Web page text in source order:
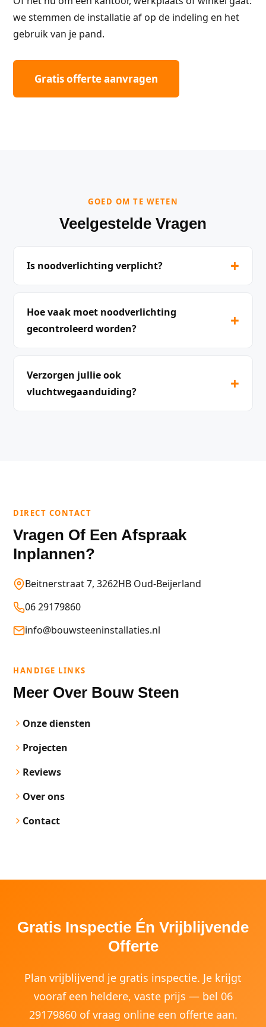
we stemmen de installatie af op de indeling en het
gebruik van je pand.
Gratis offerte aanvragen
GOED OM TE WETEN
Veelgestelde Vragen
Is noodverlichting verplicht? +
Hoe vaak moet noodverlichting
gecontroleerd worden?
+
Verzorgen jullie ook
vluchtwegaanduiding?
+
DIRECT CONTACT
Vragen Of Een Afspraak
Inplannen?
Beitnerstraat 7, 3262HB Oud-Beijerland
06 29179860
info@bouwsteeninstallaties.nl
HANDIGE LINKS
Meer Over Bouw Steen
Onze diensten
Projecten
Reviews
Over ons
Contact
Gratis Inspectie Én Vrijblijvende
Offerte
Plan vrijblijvend je gratis inspectie. Je krijgt
vooraf een heldere, vaste prijs — bel 06
29179860 of vraag online een offerte aan.